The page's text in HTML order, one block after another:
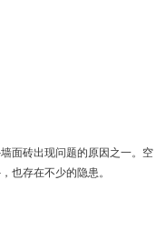
面砖出现问题的原因之一。空
也存在不少的隐患。